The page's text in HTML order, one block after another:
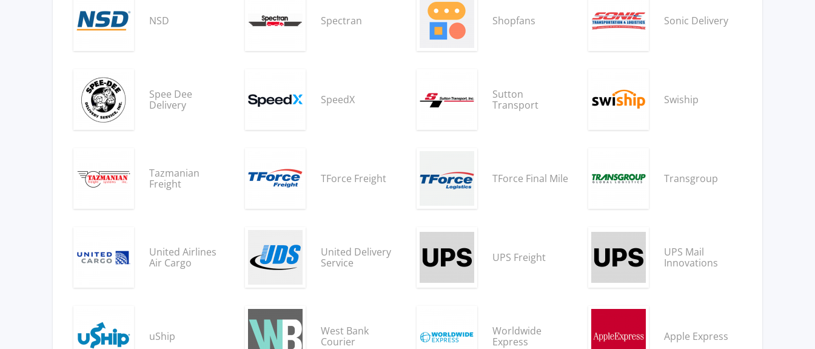
NSD Spectran Shopfans Sonic Delivery
Spee Dee
Delivery
SpeedX
Sutton
Transport
Swiship
Tazmanian
Freight
TForce Freight TForce Final Mile Transgroup
United Airlines
Air Cargo
United Delivery
Service
UPS Freight
UPS Mail
Innovations
uShip
West Bank
Courier
Worldwide
Express
Apple Express